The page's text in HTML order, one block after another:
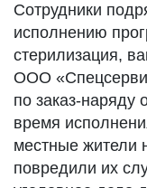
Сотрудники
исполнению
стерилизация,
ООО
по заказ-наряду
время
местные жители
повредили их